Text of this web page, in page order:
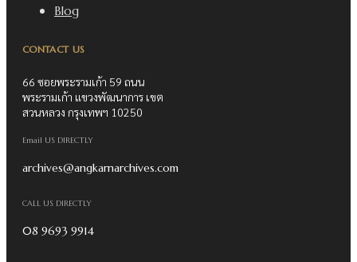
Blog
CONTACT US
66 ซอยพระรามเก้า 59 ถนน
พระรามเก้า แขวงพัฒนาการ เขต
สวนหลวง กรุงเทพฯ 10250
Email US DIRECTLY
archives@angkarnarchives.com
CALL US DIRECTLY
08 9693 9914